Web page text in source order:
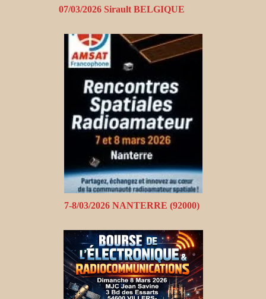
07/03/2026 Sirault BELGIQUE
7-8/03/2026 NANTERRE (92000)